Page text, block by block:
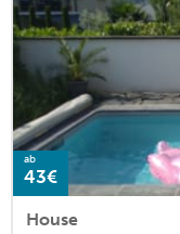
ab
43€
House